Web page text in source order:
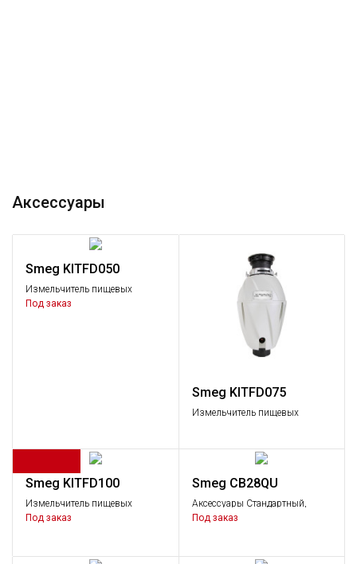
Аксессуары
Smeg KITFD050
Измельчитель пищевых
отходов, 0,5 л.с.
Под заказ
Smeg KITFD075
Измельчитель пищевых
Smeg KITFD100
Измельчитель пищевых
отходов, 1,0 л.с.
Под заказ
Smeg CB28QU
Аксессуары Стандартный,
Аксессуары
Под заказ